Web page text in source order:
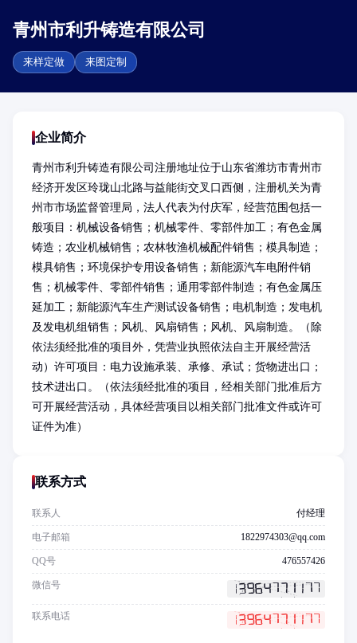
青州市利升铸造有限公司
来样定做 来图定制
企业简介
青州市利升铸造有限公司注册地址位于山东省潍坊市青州市
经济开发区玲珑山北路与益能街交叉口西侧，注册机关为青
州市市场监督管理局，法人代表为付庆军，经营范围包括一
般项目：机械设备销售；机械零件、零部件加工；有色金属
铸造；农业机械销售；农林牧渔机械配件销售；模具制造；
模具销售；环境保护专用设备销售；新能源汽车电附件销
售；机械零件、零部件销售；通用零部件制造；有色金属压
延加工；新能源汽车生产测试设备销售；电机制造；发电机
及发电机组销售；风机、风扇销售；风机、风扇制造。（除
依法须经批准的项目外，凭营业执照依法自主开展经营活
动）许可项目：电力设施承装、承修、承试；货物进出口；
技术进出口。（依法须经批准的项目，经相关部门批准后方
可开展经营活动，具体经营项目以相关部门批准文件或许可
证件为准）
联系方式
联系人 付经理
电子邮箱 1822974303@qq.com
QQ号 476557426
微信号
联系电话